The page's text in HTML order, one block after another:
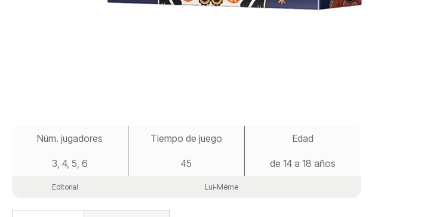
comienzoNúm. jugadores
3, 4, 5, 6
Tiempo de juego
45
Edad
de 14 a 18 años
Editorial Lui-Méme